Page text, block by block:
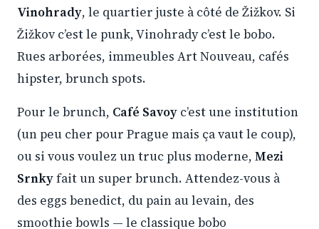
Vinohrady, le quartier juste à côté de Žižkov. Si
Žižkov c’est le punk, Vinohrady c’est le bobo.
Rues arborées, immeubles Art Nouveau, cafés
hipster, brunch spots.
Pour le brunch, Café Savoy c’est une institution
(un peu cher pour Prague mais ça vaut le coup),
ou si vous voulez un truc plus moderne, Mezi
Srnkyfait un super brunch. Attendez-vous à
des eggs benedict, du pain au levain, des
smoothie bowls — le classique bobo